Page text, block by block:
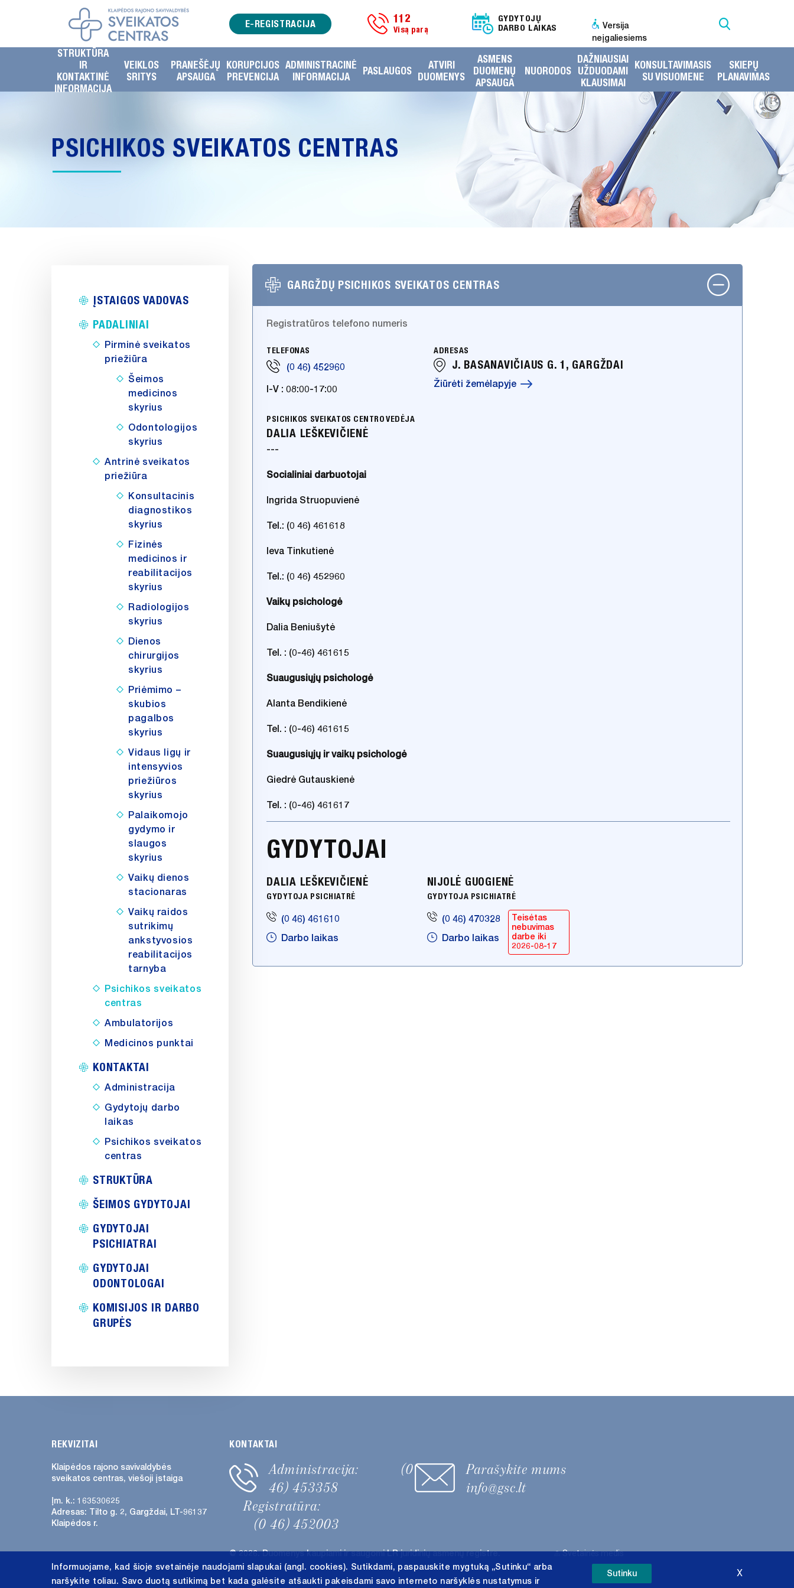
E-REGISTRACIJA 112
Visą parą
GYDYTOJŲ
DARBO LAIKAS
Versija
neįgaliesiems
STRUKTŪRA
IR
KONTAKTINĖ
INFORMACIJA
VEIKLOS
SRITYS
PRANEŠĖJŲ
APSAUGA
KORUPCIJOS
PREVENCIJA
ADMINISTRACINĖ
INFORMACIJA
PASLAUGOS
ATVIRI
DUOMENYS
ASMENS
DUOMENŲ
APSAUGA
NUORODOS
DAŽNIAUSIAI
UŽDUODAMI
KLAUSIMAI
KONSULTAVIMASIS
SU VISUOMENE
SKIEPŲ
PLANAVIMAS
PSICHIKOS SVEIKATOS CENTRAS
ĮSTAIGOS VADOVAS
PADALINIAI
Pirminė sveikatos
priežiūra
Šeimos
medicinos
skyrius
Odontologijos
skyrius
Antrinė sveikatos
priežiūra
Konsultacinis
diagnostikos
skyrius
Fizinės
medicinos ir
reabilitacijos
skyrius
Radiologijos
skyrius
Dienos
chirurgijos
skyrius
Priėmimo –
skubios
pagalbos
skyrius
Vidaus ligų ir
intensyvios
priežiūros
skyrius
Palaikomojo
gydymo ir
slaugos
skyrius
Vaikų dienos
stacionaras
Vaikų raidos
sutrikimų
ankstyvosios
reabilitacijos
tarnyba
Psichikos sveikatos
centras
Ambulatorijos
Medicinos punktai
KONTAKTAI
Administracija
Gydytojų darbo
laikas
Psichikos sveikatos
centras
STRUKTŪRA
ŠEIMOS GYDYTOJAI
GYDYTOJAI
PSICHIATRAI
GYDYTOJAI
ODONTOLOGAI
KOMISIJOS IR DARBO
GRUPĖS
GARGŽDŲ PSICHIKOS SVEIKATOS CENTRAS
Registratūros telefono numeris
TELEFONAS
(0 46) 452960
I-V : 08:00-17:00
ADRESAS
J. BASANAVIČIAUS G. 1, GARGŽDAI
Žiūrėti žemėlapyje
PSICHIKOS SVEIKATOS CENTRO VEDĖJA
DALIA LEŠKEVIČIENĖ
---
Socialiniai darbuotojai
Ingrida Struopuvienė
Tel.: (0 46) 461618
Ieva Tinkutienė
Tel.: (0 46) 452960
Vaikų psichologė
Dalia Beniušytė
Tel. : (0-46) 461615
Suaugusiųjų psichologė
Alanta Bendikienė
Tel. : (0-46) 461615
Suaugusiųjų ir vaikų psichologė
Giedrė Gutauskienė
Tel. : (0-46) 461617
GYDYTOJAI
DALIA LEŠKEVIČIENĖ
GYDYTOJA PSICHIATRĖ
(0 46) 461610
Darbo laikas
NIJOLĖ GUOGIENĖ
GYDYTOJA PSICHIATRĖ
(0 46) 470328
Teisėtas
nebuvimas
darbe iki
2026-08-17
Darbo laikas
REKVIZITAI
Klaipėdos rajono savivaldybės
sveikatos centras, viešoji įstaiga
Įm. k.: 163530625
Adresas: Tilto g. 2, Gargždai, LT-96137
Klaipėdos r.
KONTAKTAI
Administracija:
(0
46) 453358
Registratūra:
(0 46) 452003
Parašykite mums
info@gsc.lt
@ 2026. Duomenys kaupiami ir saugomi LR juridinių asmenų registre. Svetainės medis
Informuojame, kad šioje svetainėje naudojami slapukai (angl. cookies). Sutikdami, paspauskite mygtuką „Sutinku“ arba
naršykite toliau. Savo duotą sutikimą bet kada galėsite atšaukti pakeisdami savo interneto naršyklės nustatymus ir
X
Sutinku